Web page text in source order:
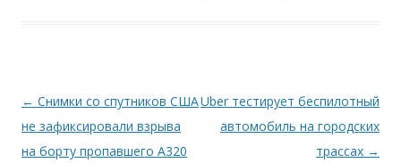
Навигация по записям
← Снимки со спутников США
не зафиксировали взрыва
на борту пропавшего A320
Uber тестирует беспилотный
автомобиль на городских
трассах →